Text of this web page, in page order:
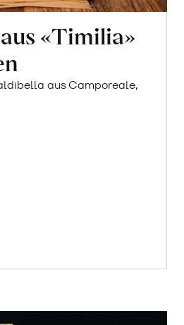
«Timilia»
aus Camporeale,